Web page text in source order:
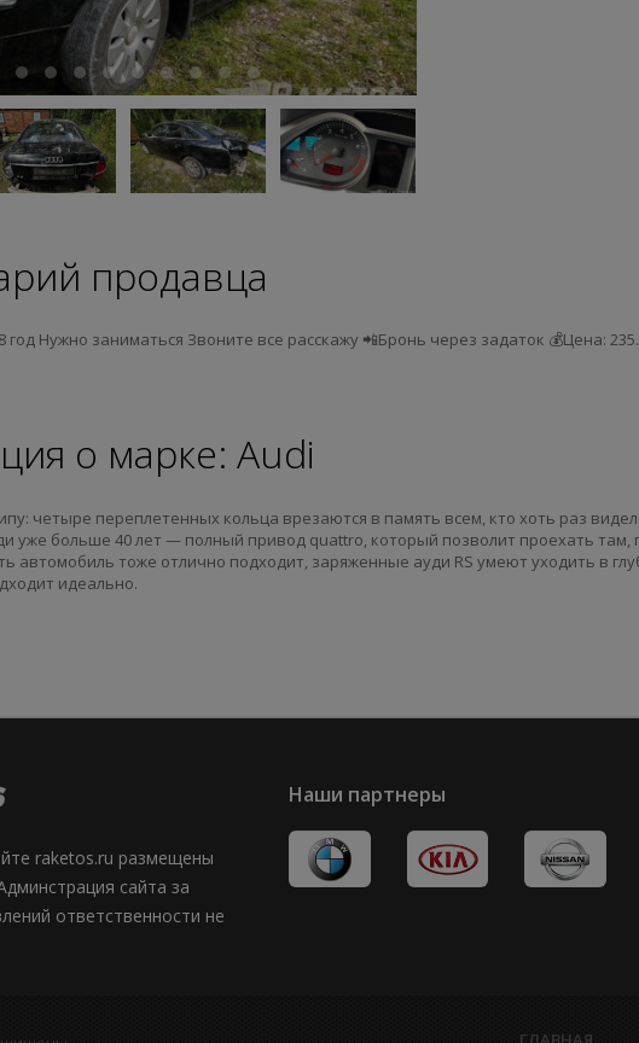
продавца
год Нужно заниматься Звоните все расскажу 📲Бронь через задаток 💰Цена:
о марке: Audi
четыре переплетенных кольца врезаются в память всем, кто хоть раз
уже больше 40 лет — полный привод quattro, который позволит проехать там,
автомобиль тоже отлично подходит, заряженные ауди RS умеют уходить в
идеально.
raketos.ru размещены
сайта за
ответственности не
Наши партнеры